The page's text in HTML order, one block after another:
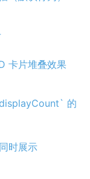
卡片堆叠效果
的
时展示